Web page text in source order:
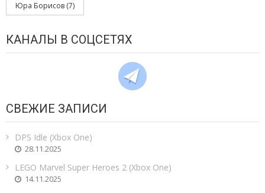
Юра Борисов (7)
КАНАЛЫ В СОЦСЕТЯХ
СВЕЖИЕ ЗАПИСИ
DPS Idle (Xbox One)
28.11.2025
LEGO Marvel Super Heroes 2 (Xbox One)
14.11.2025